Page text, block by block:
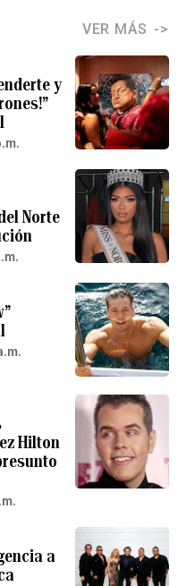
VER MÁS
y
Norte
Hilton
a